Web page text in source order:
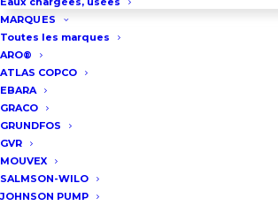
MARQUES
Toutes les marques
ARO®
ATLAS COPCO
EBARA
GRACO
GRUNDFOS
GVR
MOUVEX
SALMSON-WILO
JOHNSON PUMP
tractable jusqu’à 40 km/h
LOC3465
Vous pouvez consulter notre
choisir une motopompe